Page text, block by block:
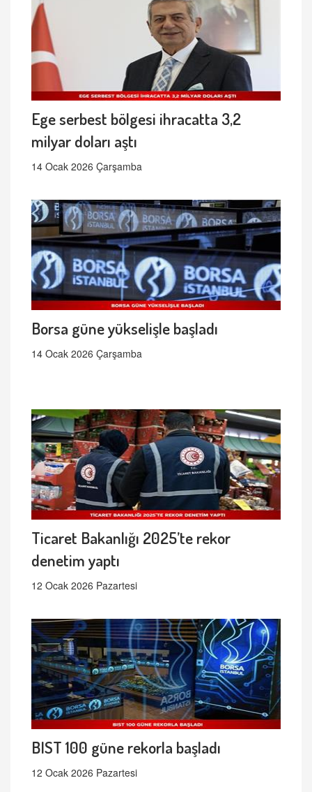
Ege serbest bölgesi ihracatta 3,2
milyar doları aştı
14 Ocak 2026 Çarşamba
Borsa güne yükselişle başladı
14 Ocak 2026 Çarşamba
Ticaret Bakanlığı 2025’te rekor
denetim yaptı
12 Ocak 2026 Pazartesi
BIST 100 güne rekorla başladı
12 Ocak 2026 Pazartesi